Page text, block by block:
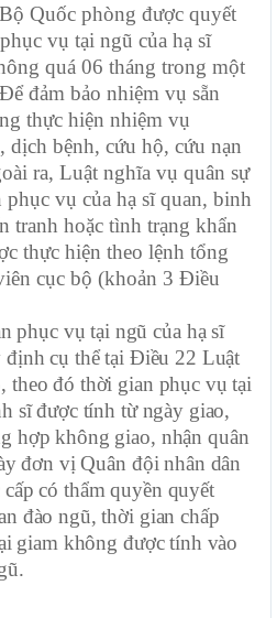
Quốc phòng được quyết
vụ tại ngũ của hạ sĩ
quá 06 tháng trong một
đảm bảo nhiệm vụ sẵn
thực hiện nhiệm vụ
dịch bệnh, cứu hộ, cứu nạn
ra, Luật nghĩa vụ quân sự
phục vụ của hạ sĩ quan, binh
tranh hoặc tình trạng khẩn
thực hiện theo lệnh tổng
cục bộ (khoản 3 Điều
phục vụ tại ngũ của hạ sĩ
cụ thể tại Điều 22 Luật
theo đó thời gian phục vụ tại
sĩ được tính từ ngày giao,
hợp không giao, nhận quân
đơn vị Quân đội nhân dân
có thẩm quyền quyết
đào ngũ, thời gian chấp
giam không được tính vào